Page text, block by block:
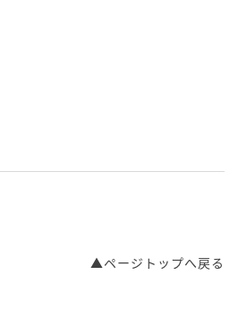
▲ページトップへ戻る